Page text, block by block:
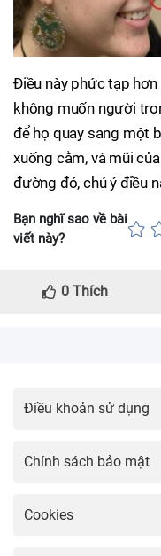
Điều này phức tạp
không muốn người
để họ quay sang một
xuống cằm, và mũi
đường đó, chú ý điều
Bạn nghĩ sao về bài
viết này?
0 Thích
Điều khoản sử dụng
Chính sách bảo mật
Cookies